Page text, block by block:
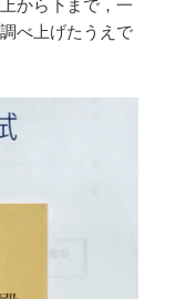
べ上げたうえで